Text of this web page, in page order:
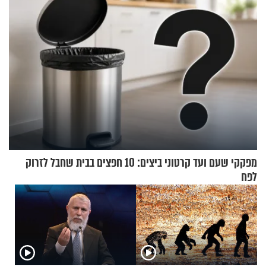
מפקקי שעם ועד קרטוני ביצים: 10 חפצים בבית שחבל לזרוק
לפח